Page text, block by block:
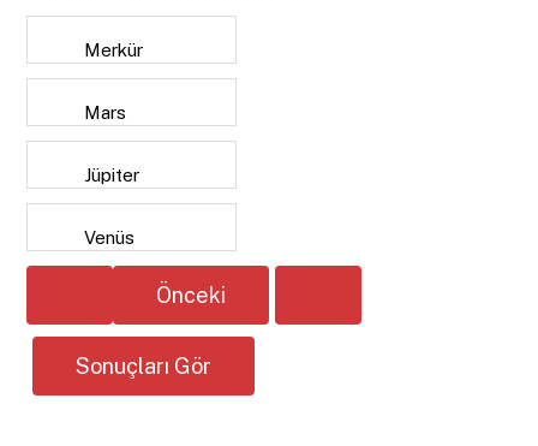
Merkür
Mars
Jüpiter
Venüs